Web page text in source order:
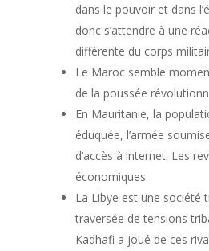
dans le pouvoir et dans
donc s’attendre à une
différente du corps
Le Maroc semble
de la poussée
En Mauritanie, la
éduquée, l’armée
d’accès à internet. Les
économiques.
La Libye est une société
traversée de tensions
Kadhafi a joué de ces